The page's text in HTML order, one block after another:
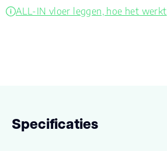
ALL-IN vloer leggen, hoe het werkt
Specificaties